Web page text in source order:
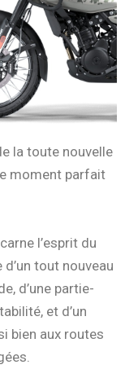
la toute nouvelle
moment parfait
l’esprit du
tout nouveau
d’une partie-
et d’un
bien aux routes